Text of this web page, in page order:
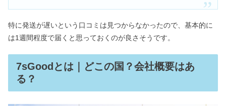
特に発送が遅いという口コミは見つからなかったので、基本的に
は1週間程度で届くと思っておくのが良さそうです。
7sGoodとは｜どこの国？会社概要はあ
る？